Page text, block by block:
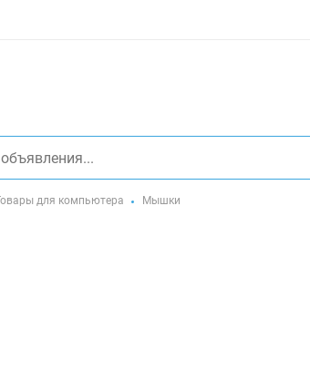
для компьютера Мышки